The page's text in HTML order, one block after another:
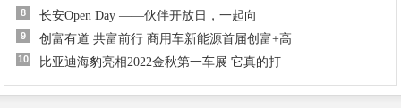
8 长安Open Day ——伙伴开放日，一起向
9 创富有道 共富前行 商用车新能源首届创富+高
10 比亚迪海豹亮相2022金秋第一车展 它真的打